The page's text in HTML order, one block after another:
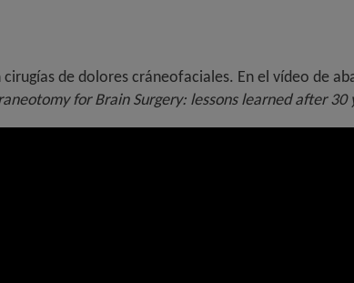
de dolores cráneofaciales. En el vídeo de
for Brain Surgery: lessons learned after 30